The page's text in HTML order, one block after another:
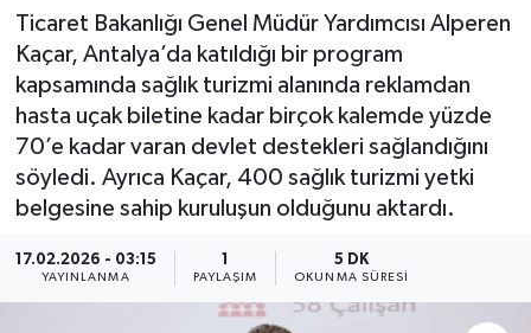
Ticaret Bakanlığı Genel Müdür Yardımcısı Alperen
Kaçar, Antalya’da katıldığı bir program
kapsamında sağlık turizmi alanında reklamdan
hasta uçak biletine kadar birçok kalemde yüzde
70’e kadar varan devlet destekleri sağlandığını
söyledi. Ayrıca Kaçar, 400 sağlık turizmi yetki
belgesine sahip kuruluşun olduğunu aktardı.
17.02.2026 - 03:15
YAYINLANMA
1
PAYLAŞIM
5 DK
OKUNMA SÜRESI
Genel
Görüntülü Haber
Güncel
Son Dakika Haberleri
Haber Arşivi